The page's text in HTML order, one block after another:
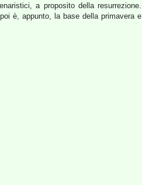
a proposito della resurrezione.
è, appunto, la base della primavera e